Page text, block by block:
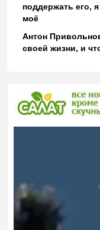
поддержать его,
моё
Антон
своей жизни, и